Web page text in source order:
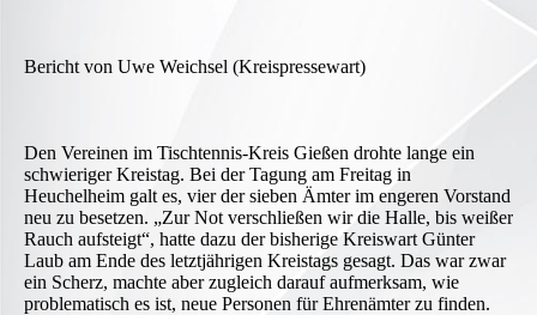
Bericht von Uwe Weichsel (Kreispressewart)
Den Vereinen im Tischtennis-Kreis Gießen drohte lange ein
schwieriger Kreistag. Bei der Tagung am Freitag in
Heuchelheim galt es, vier der sieben Ämter im engeren Vorstand
neu zu besetzen. „Zur Not verschließen wir die Halle, bis weißer
Rauch aufsteigt“, hatte dazu der bisherige Kreiswart Günter
Laub am Ende des letztjährigen Kreistags gesagt. Das war zwar
ein Scherz, machte aber zugleich darauf aufmerksam, wie
problematisch es ist, neue Personen für Ehrenämter zu finden.